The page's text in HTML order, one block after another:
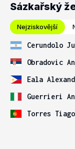
Sázkařský
Nejziskovější
Cerundolo
Obradovic
Eala
Guerrieri
Torres Tiago